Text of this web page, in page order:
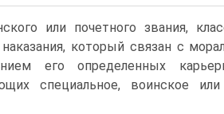
или почетного звания,
который связан с
его определенных
специальное, воинское